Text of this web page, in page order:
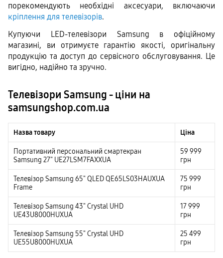
кріплення для телевізорів.
Купуючи LED-телевізори Samsung в офіційному
магазині, ви отримуєте гарантію якості, оригінальну
продукцію та доступ до сервісного обслуговування. Це
вигідно, надійно та зручно.
Телевізори Samsung - ціни на
samsungshop.com.ua
Назва товару Ціна
Портативний персональний смартекран
Samsung 27" UE27LSM7FAXXUA
59 999
грн
Телевізор Samsung 65" QLED QE65LS03HAUXUA
Frame
75 999
грн
Телевізор Samsung 43" Crystal UHD
UE43U8000HUXUA
17 999
грн
Телевізор Samsung 55" Crystal UHD
UE55U8000HUXUA
25 499
грн